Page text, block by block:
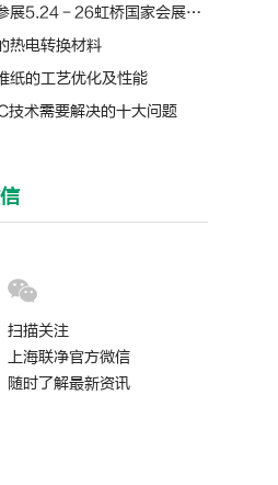
26虹桥国家会展中心第十三届模切展
热电转换材料
纸的工艺优化及性能
术需要解决的十大问题
扫描关注
上海联净官方微信
随时了解最新资讯